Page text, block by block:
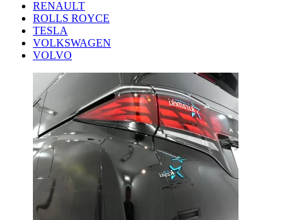
RENAULT
ROLLS ROYCE
TESLA
VOLKSWAGEN
VOLVO